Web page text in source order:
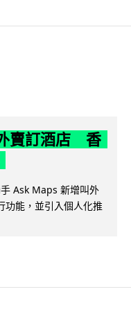
賣訂酒店 香
Ask Maps 新增叫外
功能，並引入個人化推